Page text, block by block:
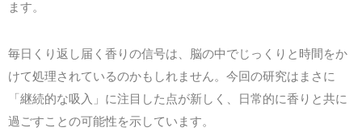
ます。
毎日くり返し届く香りの信号は、脳の中でじっくりと時間をか
けて処理されているのかもしれません。今回の研究はまさに
「継続的な吸入」に注目した点が新しく、日常的に香りと共に
過ごすことの可能性を示しています。